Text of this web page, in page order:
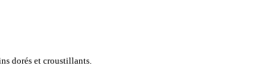
dorés et croustillants.